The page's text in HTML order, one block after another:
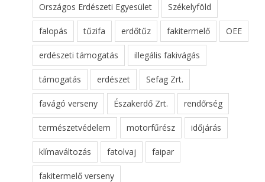
Országos Erdészeti Egyesület Székelyföld
falopás tűzifa erdőtűz fakitermelő OEE
erdészeti támogatás illegális fakivágás
támogatás erdészet Sefag Zrt.
favágó verseny Északerdő Zrt. rendőrség
természetvédelem motorfűrész időjárás
klímaváltozás fatolvaj faipar
fakitermelő verseny